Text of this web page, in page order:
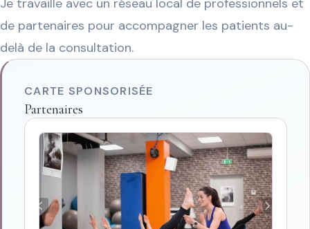
détendue.
[...]
Je travaille avec un réseau local de professionnels et
de partenaires pour accompagner les patients au-
delà de la consultation.
CARTE SPONSORISÉE
Partenaires